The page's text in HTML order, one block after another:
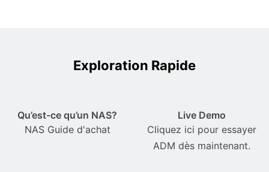
Exploration Rapide
Qu’est-ce qu’un NAS?
NAS Guide d'achat
Live Demo
Cliquez ici pour essayer
ADM dès maintenant.